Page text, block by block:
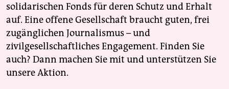
solidarischen Fonds für deren Schutz und Erhalt
auf. Eine offene Gesellschaft braucht guten, frei
zugänglichen Journalismus – und
zivilgesellschaftliches Engagement. Finden Sie
auch? Dann machen Sie mit und unterstützen Sie
unsere Aktion.